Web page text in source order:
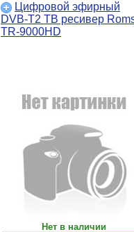
Цифровой эфирный
DVB-T2 ТВ ресивер
TR-9000HD
Нет в наличии